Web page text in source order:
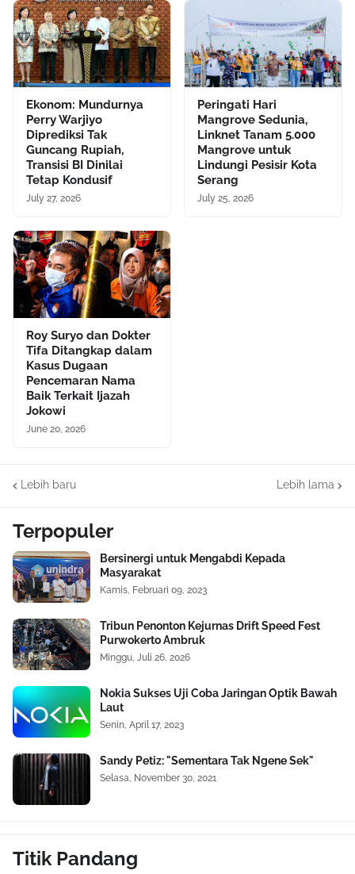
Ekonom: Mundurnya
Perry Warjiyo
Diprediksi Tak
Guncang Rupiah,
Transisi BI Dinilai
Tetap Kondusif
July 27, 2026
Peringati Hari
Mangrove Sedunia,
Linknet Tanam 5.000
Mangrove untuk
Lindungi Pesisir Kota
Serang
July 25, 2026
Roy Suryo dan Dokter
Tifa Ditangkap dalam
Kasus Dugaan
Pencemaran Nama
Baik Terkait Ijazah
Jokowi
June 20, 2026
Lebih baru Lebih lama
Terpopuler
Bersinergi untuk Mengabdi Kepada
Masyarakat
Kamis, Februari 09, 2023
Tribun Penonton Kejurnas Drift Speed Fest
Purwokerto Ambruk
Minggu, Juli 26, 2026
Nokia Sukses Uji Coba Jaringan Optik Bawah
Laut
Senin, April 17, 2023
Sandy Petiz: "Sementara Tak Ngene Sek"
Selasa, November 30, 2021
Titik Pandang